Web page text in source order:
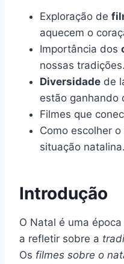
Exploração de
aquecem o
Importância dos
nossas tradições.
Diversidade de
estão ganhando
Filmes que
Como escolher
situação natalina.
Introdução
O Natal é uma
a refletir sobre a
Os filmes sobre o